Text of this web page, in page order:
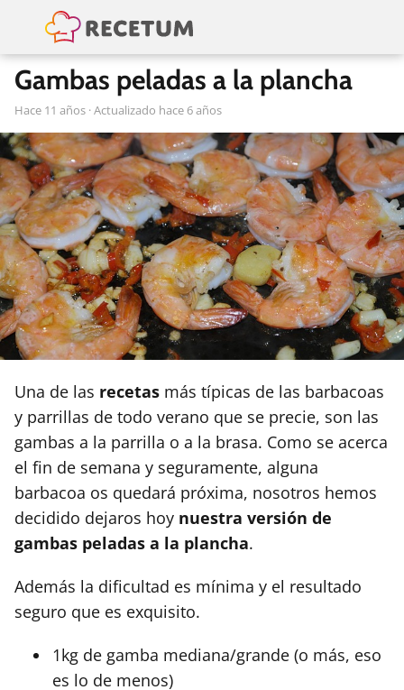
Gambas peladas a la plancha
hace 11 años · Actualizado hace 6 años
Una de las recetas más típicas de las barbacoas
y parrillas de todo verano que se precie, son las
gambas a la parrilla o a la brasa. Como se acerca
el fin de semana y seguramente, alguna
barbacoa os quedará próxima, nosotros hemos
decidido dejaros hoy nuestra versión de
gambas peladas a la plancha.
Además la dificultad es mínima y el resultado
seguro que es exquisito.
1kg de gamba mediana/grande (o más, eso
es lo de menos)